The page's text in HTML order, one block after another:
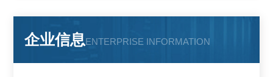
企业信息ENTERPRISE INFORMATION